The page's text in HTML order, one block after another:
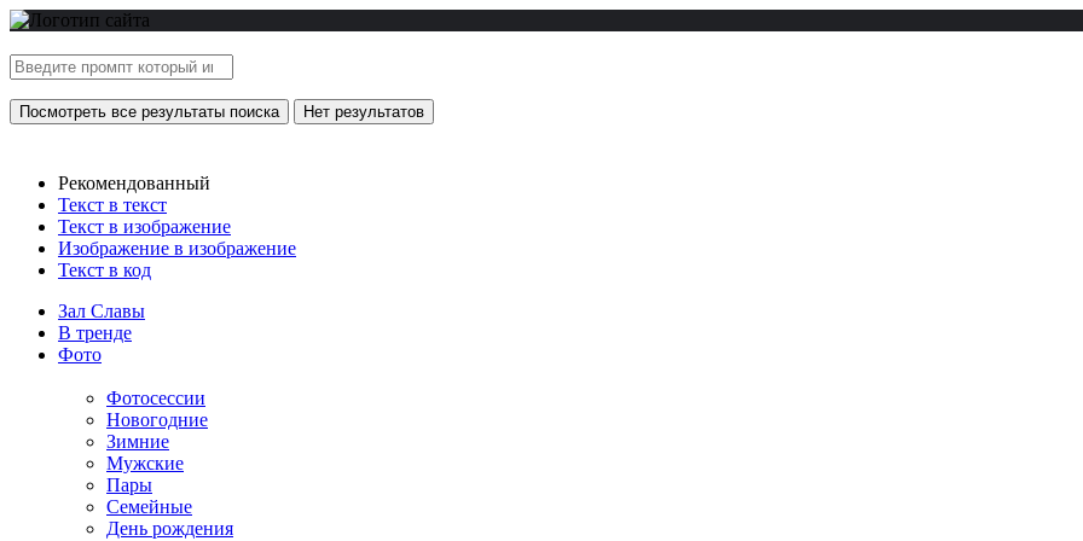
Посмотреть все результаты поиска Нет результатов
Рекомендованный
Текст в текст
Текст в изображение
Изображение в изображение
Текст в код
Зал Славы
В тренде
Фото
Фотосессии
Новогодние
Зимние
Мужские
Пары
Семейные
День рождения